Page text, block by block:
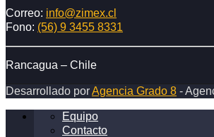
Correo: info@zimex.cl
Fono: (56) 9 3455 8331
Rancagua – Chile
Desarrollado porAgencia Grado 8 -
Equipo
Contacto